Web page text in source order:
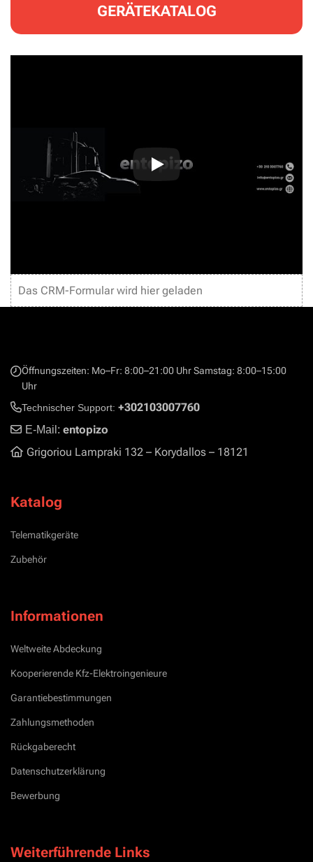
GERÄTEKATALOG
Das CRM-Formular wird hier geladen
Öffnungszeiten: Mo–Fr: 8:00–21:00 Uhr Samstag: 8:00–15:00
Uhr
Technischer Support: +302103007760
E-Mail: entopizo
Grigoriou Lampraki 132 – Korydallos – 18121
Katalog
Telematikgeräte
Zubehör
Informationen
Weltweite Abdeckung
Kooperierende Kfz-Elektroingenieure
Garantiebestimmungen
Zahlungsmethoden
Rückgaberecht
Datenschutzerklärung
Bewerbung
Weiterführende Links